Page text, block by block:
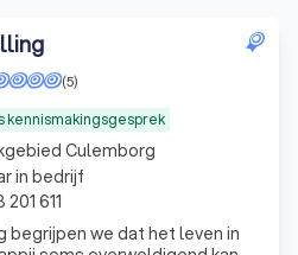
kennismakingsgesprek
(5)
begrijpen we dat het leven in
Culemborg
in bedrijf
611